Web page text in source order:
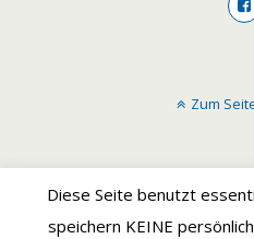
Diese Seite benutzt
speichern KEINE
Zum